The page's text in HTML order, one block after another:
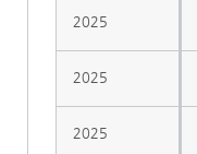
2025
2025
2025